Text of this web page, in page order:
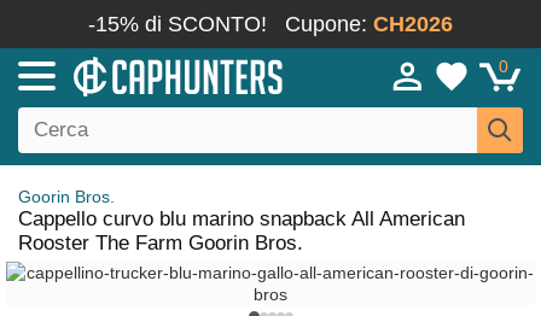
-15% di SCONTO! Cupone: CH2026
0
Goorin Bros.
Cappello curvo blu marino snapback All American
Rooster The Farm Goorin Bros.